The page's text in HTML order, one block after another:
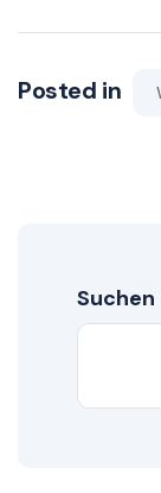
Posted in
Suchen